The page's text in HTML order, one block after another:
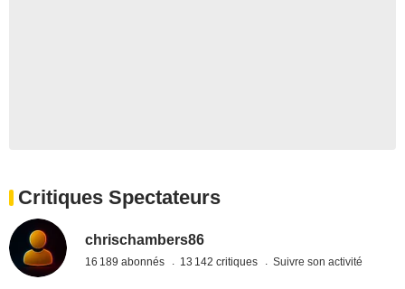
Critiques Spectateurs
chrischambers86
16 189 abonnés 13 142 critiques Suivre son activité